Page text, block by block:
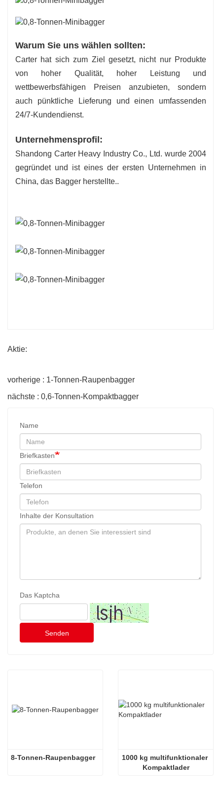
Warum Sie uns wählen sollten:
Carter hat sich zum Ziel gesetzt, nicht nur Produkte
von hoher Qualität, hoher Leistung und
wettbewerbsfähigen Preisen anzubieten, sondern
auch pünktliche Lieferung und einen umfassenden
24/7-Kundendienst.
Unternehmensprofil:
Shandong Carter Heavy Industry Co., Ltd. wurde 2004
gegründet und ist eines der ersten Unternehmen in
China, das Bagger herstellte..
Aktie:
vorherige : 1-Tonnen-Raupenbagger
nächste : 0,6-Tonnen-Kompaktbagger
Name
Briefkasten
Telefon
Inhalte der Konsultation
Das Kaptcha
Senden
8-Tonnen-Raupenbagger
1000 kg multifunktionaler
Kompaktlader